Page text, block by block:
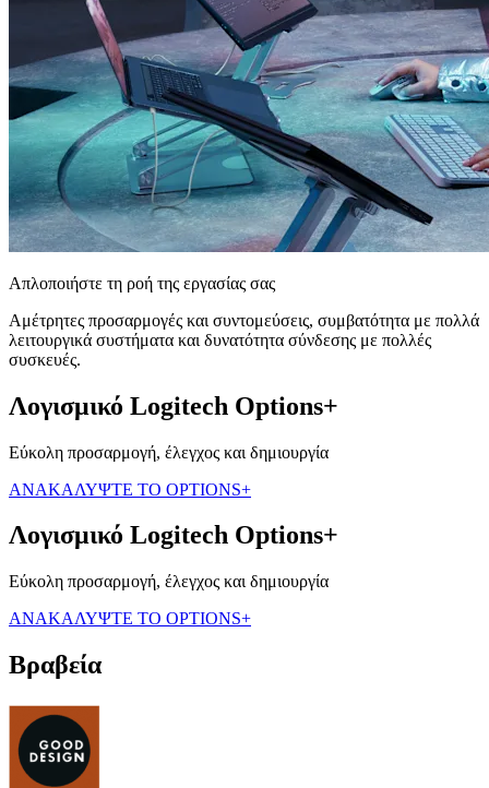
Απλοποιήστε τη ροή της εργασίας σας
Αμέτρητες προσαρμογές και συντομεύσεις, συμβατότητα με πολλά
λειτουργικά συστήματα και δυνατότητα σύνδεσης με πολλές
συσκευές.
Λογισμικό Logitech Options+
Εύκολη προσαρμογή, έλεγχος και δημιουργία
ΑΝΑΚΑΛΥΨΤΕ ΤΟ OPTIONS+
Λογισμικό Logitech Options+
Εύκολη προσαρμογή, έλεγχος και δημιουργία
ΑΝΑΚΑΛΥΨΤΕ ΤΟ OPTIONS+
Βραβεία